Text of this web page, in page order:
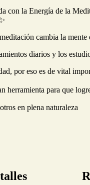
con la Energía de la
cambia la mente
diarios y los
por eso es de vital
herramienta para que
en plena naturaleza